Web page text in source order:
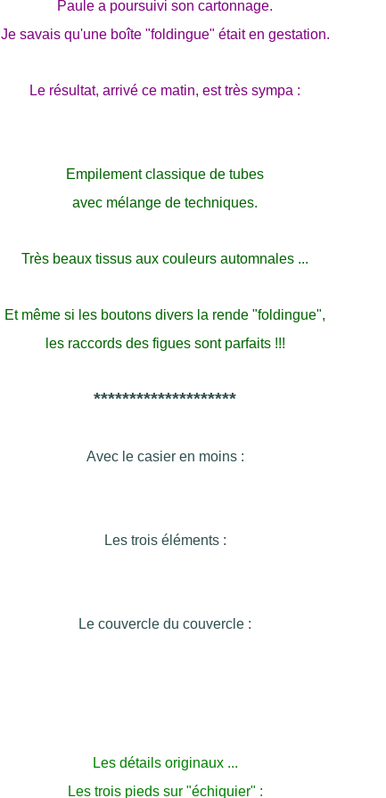
Paule a poursuivi son cartonnage.
Je savais qu'une boîte "foldingue" était en gestation.
Le résultat, arrivé ce matin, est très sympa :
Empilement classique de tubes
avec mélange de techniques.
Très beaux tissus aux couleurs automnales ...
Et même si les boutons divers la rende "foldingue",
les raccords des figues sont parfaits !!!
********************
Avec le casier en moins :
Les trois éléments :
Le couvercle du couvercle :
Les détails originaux ...
Les trois pieds sur "échiquier" :